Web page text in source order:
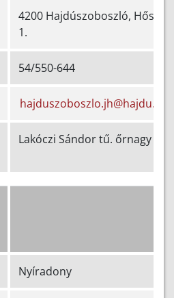
4200 Hajdúszoboszló, Hősök
1.
54/550-644
Lakóczi Sándor tű. őrnagy
Nyíradony